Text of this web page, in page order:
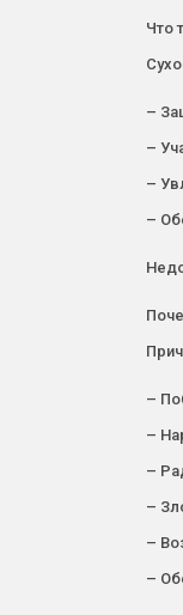
Что
–
–
–
–
–
–
–
–
–
–